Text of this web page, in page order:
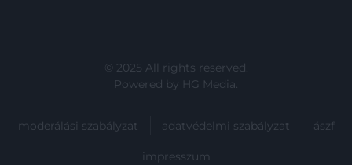
© 2025 All rights reserved.
Powered by HG Media.
moderálási szabályzat adatvédelmi szabályzat ászf
impresszum